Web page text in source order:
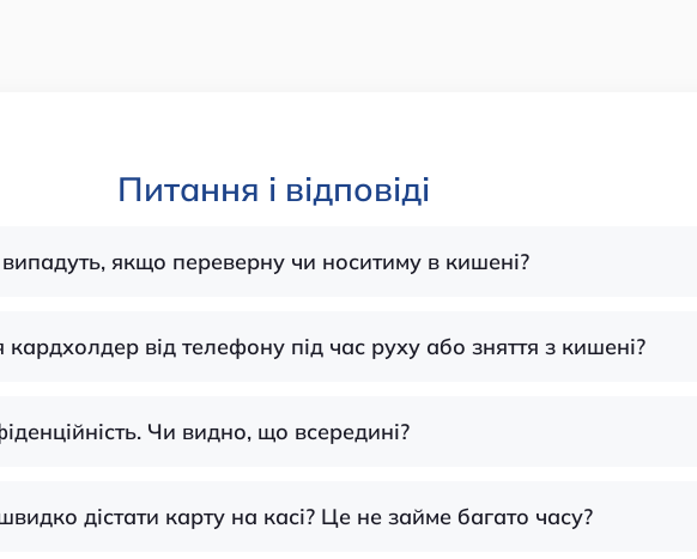
Питання і відповіді
якщо переверну чи носитиму в кишені?
кардхолдер від телефону під час руху або зняття з кишені?
Чи видно, що всередині?
дістати карту на касі? Це не займе багато часу?